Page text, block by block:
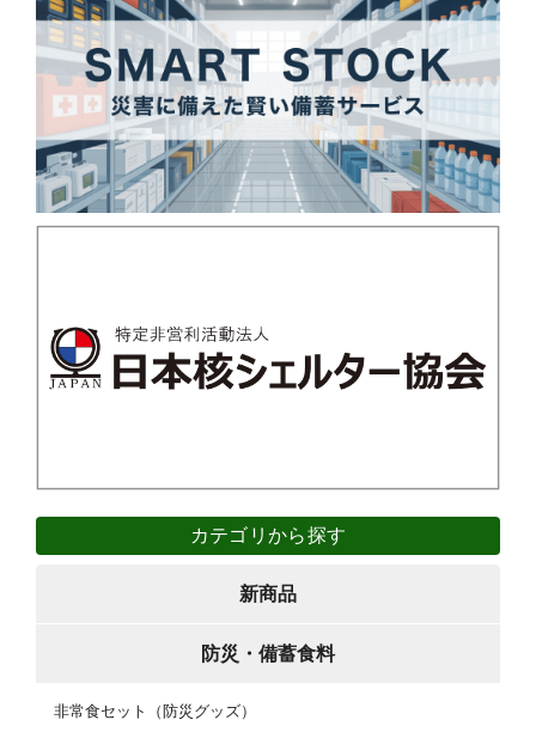
カテゴリから探す
新商品
防災・備蓄食料
非常食セット（防災グッズ）